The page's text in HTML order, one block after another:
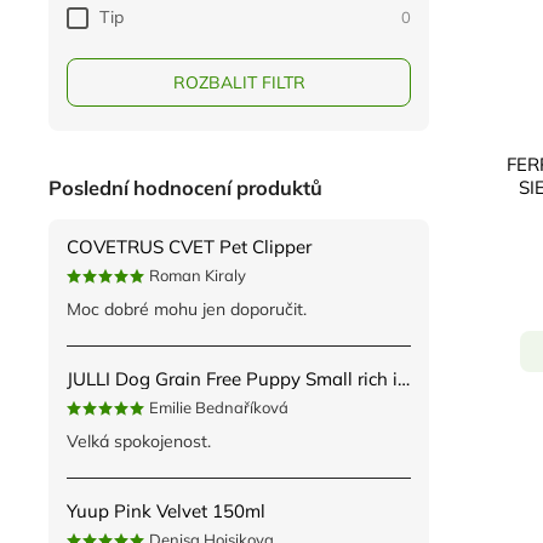
Tip 0
ROZBALIT FILTR
Poslední hodnocení produktů
COVETRUS CVET Pet Clipper
Roman Kiraly
Moc dobré mohu jen doporučit.
JULLI Dog Grain Free Puppy Small rich in fresh Turkey & Potato 2kg
Emilie Bednaříková
Velká spokojenost.
Yuup Pink Velvet 150ml